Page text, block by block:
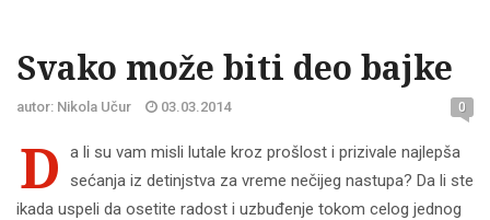
Svako može biti deo bajke
autor: Nikola Učur 03.03.2014 0
D
a li su vam misli lutale kroz prošlost i prizivale najlepša
sećanja iz detinjstva za vreme nečijeg nastupa? Da li ste
ikada uspeli da osetite radost i uzbuđenje tokom celog jednog